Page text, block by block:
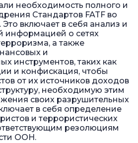
необходимость полного и
Стандартов FATF во
включает в себя анализ и
информацией о сетях
а также
и
инструментов, таких как
и конфискация, чтобы
от их источников доходов
необходимую этим
своих разрушительных
в себя определение
и террористических
резолюциям
ООН.